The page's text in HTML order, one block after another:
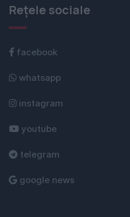
Rețele sociale
facebook
whatsapp
instagram
youtube
telegram
google news